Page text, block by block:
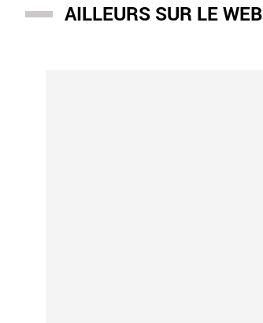
AILLEURS SUR LE WEB